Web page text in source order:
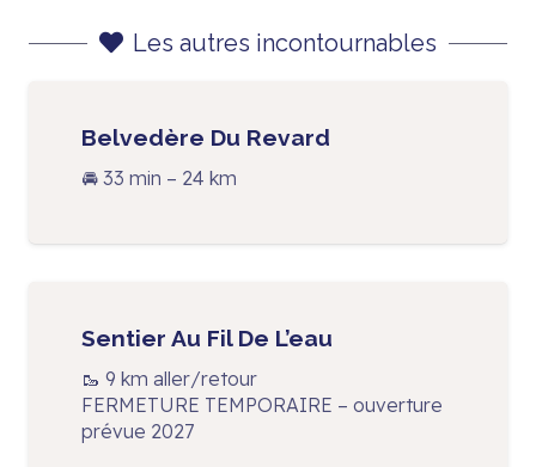
Les autres incontournables
Belvedère Du Revard
🚘 33 min – 24 km
Sentier Au Fil De L’eau
🥾 9 km aller/retour
FERMETURE TEMPORAIRE – ouverture
prévue 2027